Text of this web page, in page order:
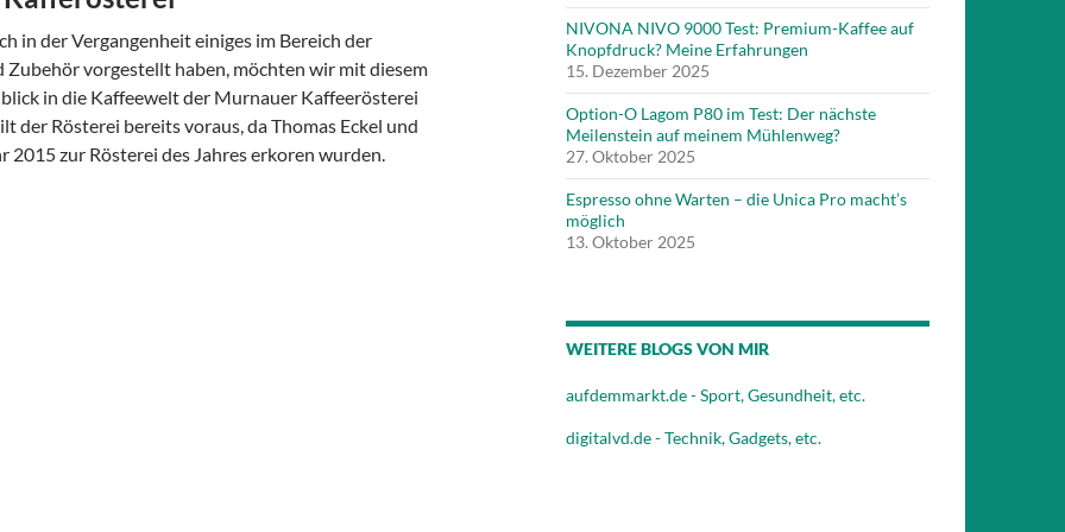
in der Vergangenheit einiges im Bereich der
vorgestellt haben, möchten wir mit diesem
in die Kaffeewelt der Murnauer Kaffeerösterei
der Rösterei bereits voraus, da Thomas Eckel und
2015 zur Rösterei des Jahres erkoren wurden.
der Murnauer Kafferösterei
NIVONA NIVO 9000 Test: Premium-Kaffee auf
Knopfdruck? Meine Erfahrungen
15. Dezember 2025
Option-O Lagom P80 im Test: Der nächste
Meilenstein auf meinem Mühlenweg?
27. Oktober 2025
Espresso ohne Warten – die Unica Pro macht’s
möglich
13. Oktober 2025
WEITERE BLOGS VON MIR
aufdemmarkt.de - Sport, Gesundheit, etc.
digitalvd.de - Technik, Gadgets, etc.